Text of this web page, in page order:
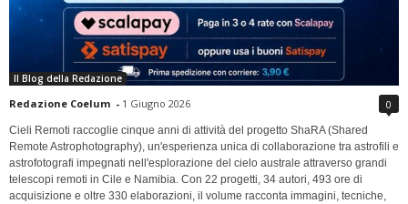
Il Blog della Redazione
Redazione Coelum - 1 Giugno 2026 0
Cieli Remoti raccoglie cinque anni di attività del progetto ShaRA (Shared
Remote Astrophotography), un'esperienza unica di collaborazione tra astrofili e
astrofotografi impegnati nell'esplorazione del cielo australe attraverso grandi
telescopi remoti in Cile e Namibia. Con 22 progetti, 34 autori, 493 ore di
acquisizione e oltre 330 elaborazioni, il volume racconta immagini, tecniche,